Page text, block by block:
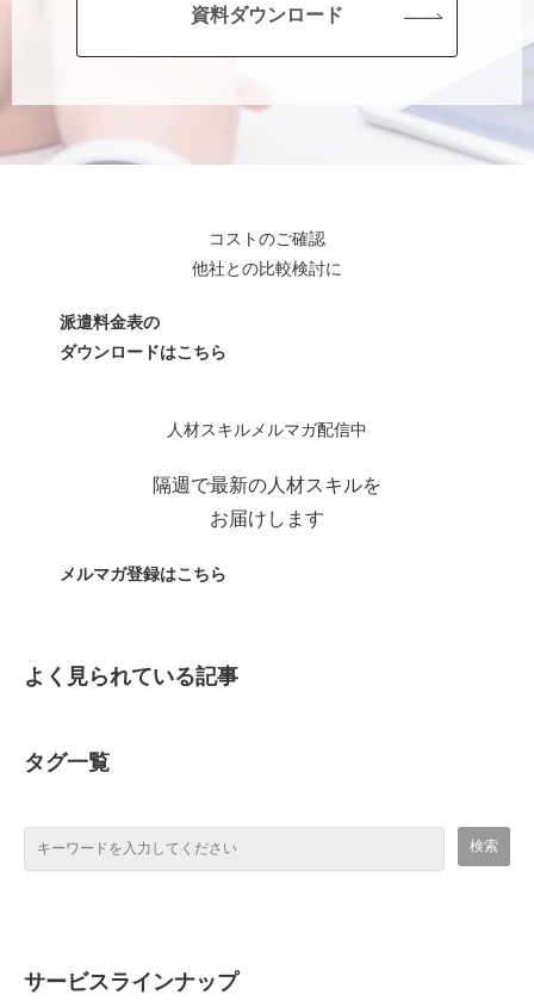
資料ダウンロード
コストのご確認
他社との比較検討に
派遣料金表の
ダウンロードはこちら
人材スキルメルマガ配信中
隔週で最新の人材スキルを
お届けします
メルマガ登録はこちら
よく見られている記事
タグ一覧
サービスラインナップ